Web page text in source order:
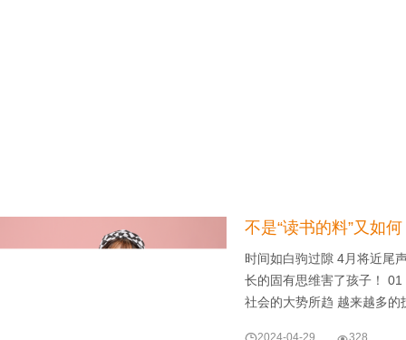
不是“读书的料”又如
时间如白驹过隙 4月将近尾
长的固有思维害了孩子！
社会的大势所趋 越来越多
2024-04-29 328